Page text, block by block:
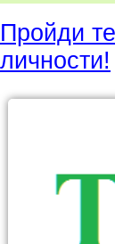
Пройди
личности!